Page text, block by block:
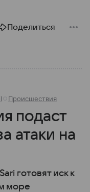
Поделиться
Происшествия
подаст
атаки на
готовят иск к
море